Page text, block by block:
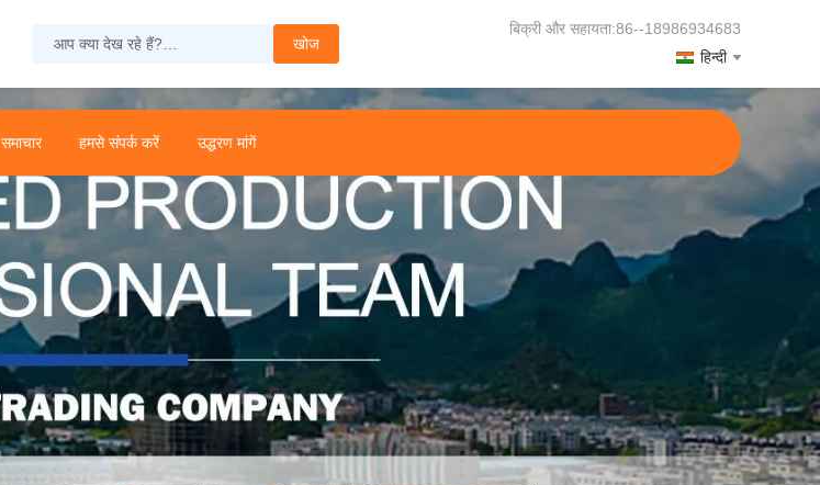
खोज
बिक्री और सहायता:86--18986934683
हिन्दी
समाचार हमसे संपर्क करें उद्धरण मांगें